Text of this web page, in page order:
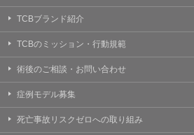
TCBブランド紹介
TCBのミッション・行動規範
術後のご相談・お問い合わせ
症例モデル募集
死亡事故リスクゼロへの取り組み